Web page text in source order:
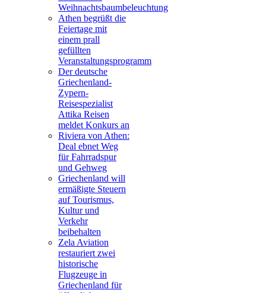
Weihnachtsbaumbeleuchtung
Athen begrüßt die
Feiertage mit
einem prall
gefüllten
Veranstaltungsprogramm
Der deutsche
Griechenland-
Zypern-
Reisespezialist
Attika Reisen
meldet Konkurs an
Riviera von Athen:
Deal ebnet Weg
für Fahrradspur
und Gehweg
Griechenland will
ermäßigte Steuern
auf Tourismus,
Kultur und
Verkehr
beibehalten
Zela Aviation
restauriert zwei
historische
Flugzeuge in
Griechenland für